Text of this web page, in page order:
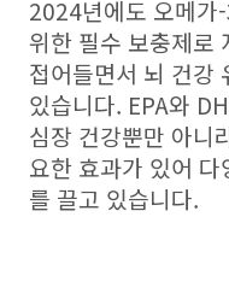
2024년에도 오메가
위한 필수 보충제로
접어들면서 뇌 건강
있습니다. EPA와
심장 건강뿐만 아니
요한 효과가 있어
를 끌고 있습니다.